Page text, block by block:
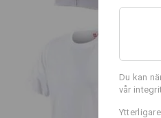
e.s. T-Shirt cotton
Du kan
vår